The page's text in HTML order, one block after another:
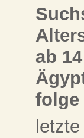
ab
folge